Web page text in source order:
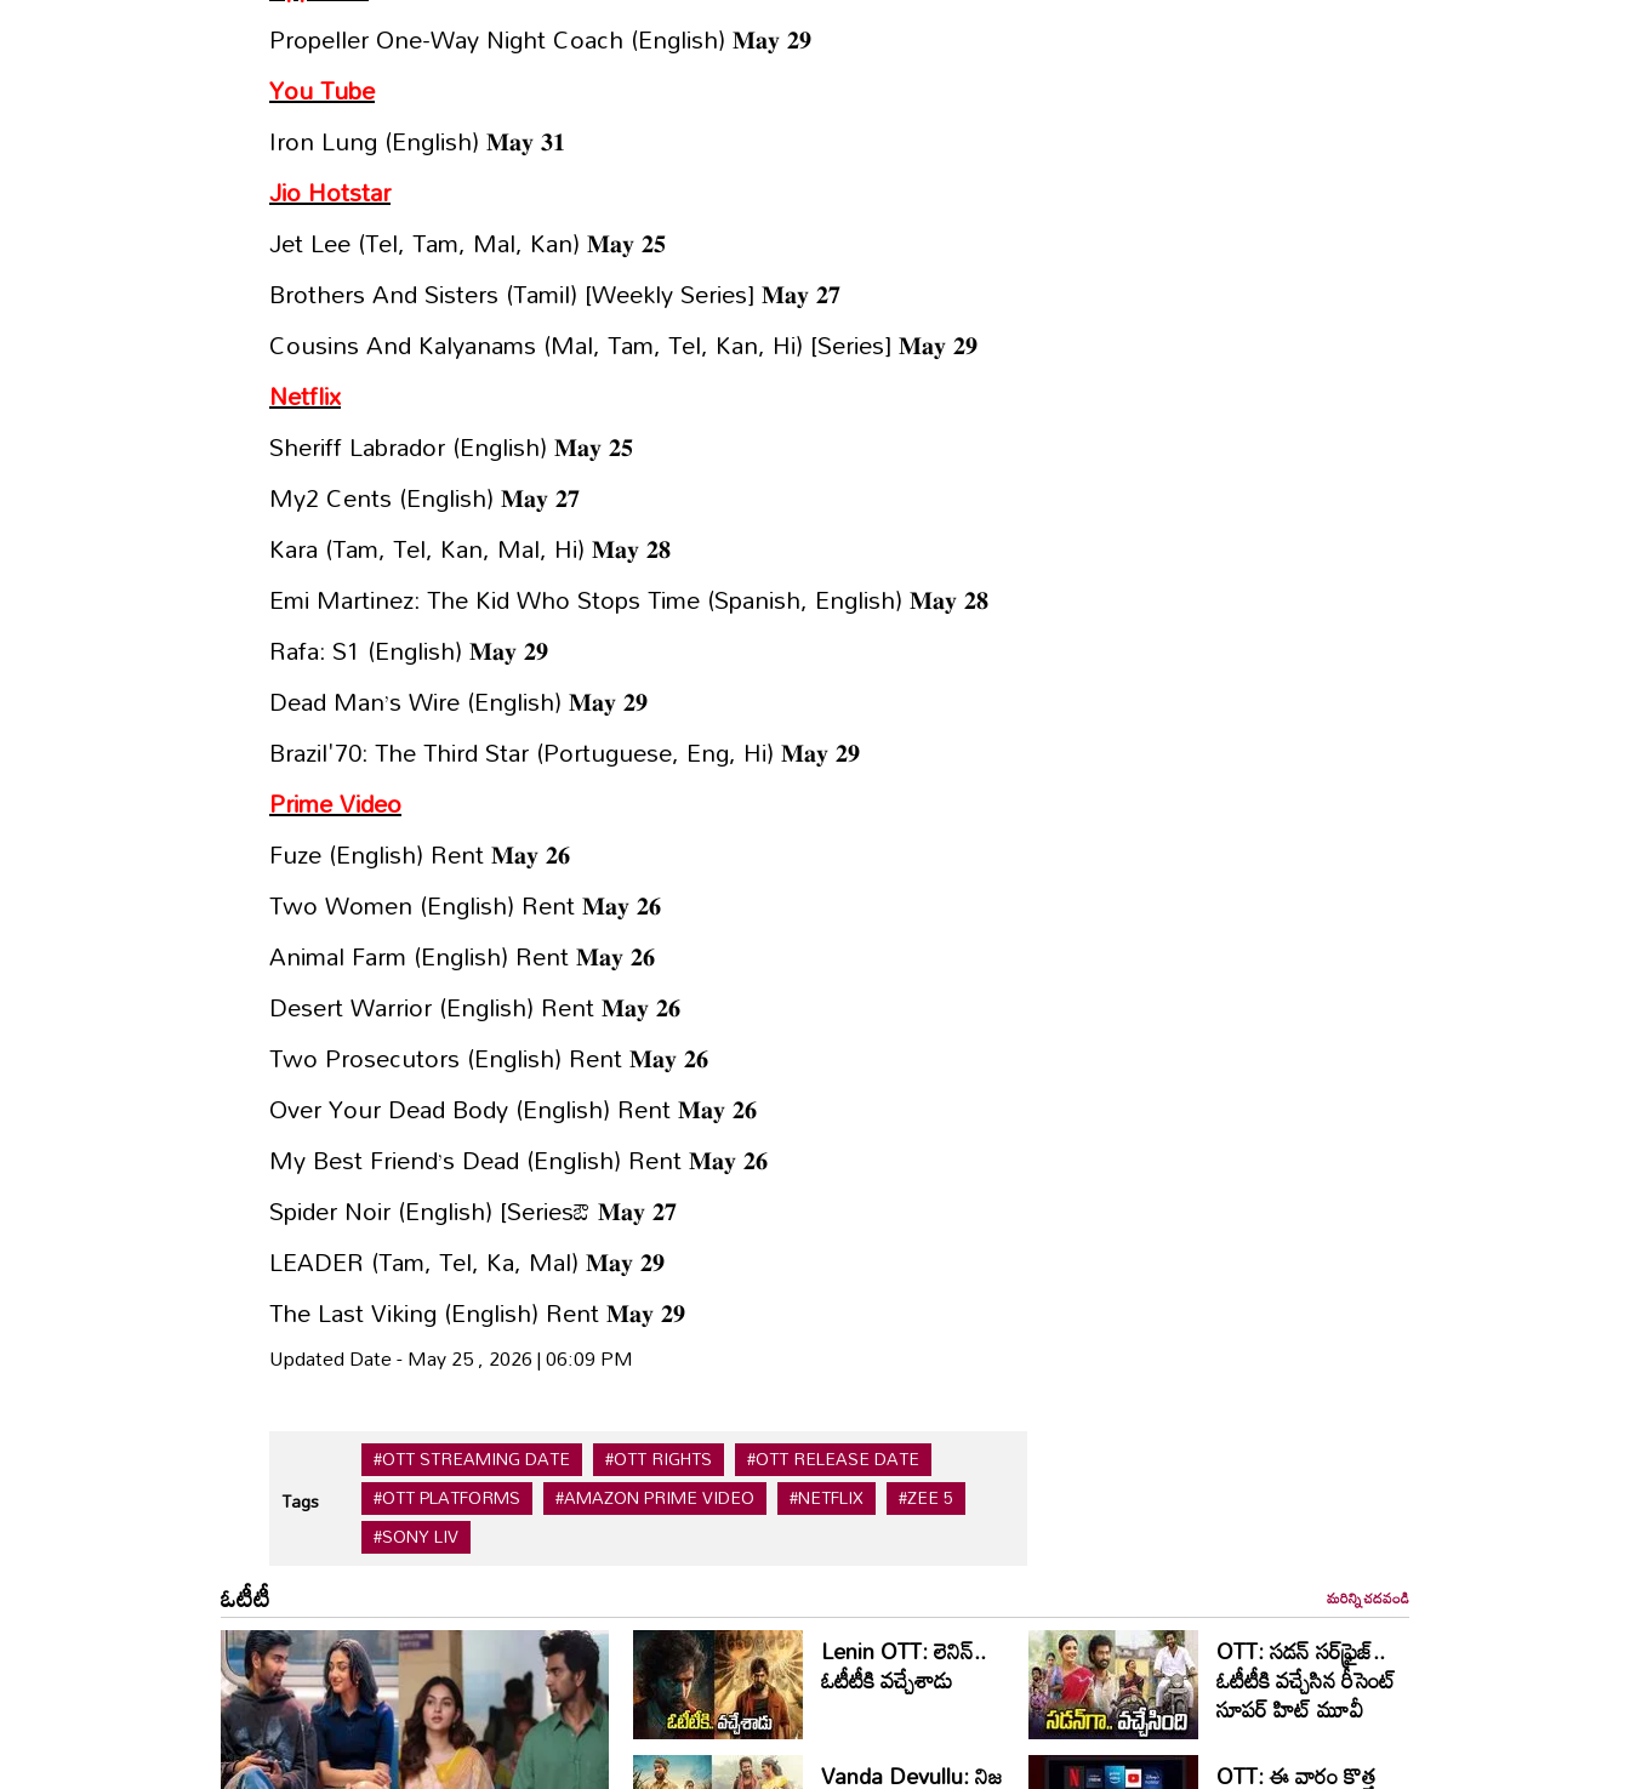
Propeller One-Way Night Coach (English) 𝐌𝐚𝐲 𝟐𝟗
You Tube
Iron Lung (English) 𝐌𝐚𝐲 𝟑𝟏
Jio Hotstar
Jet Lee (Tel, Tam, Mal, Kan) 𝐌𝐚𝐲 𝟐𝟓
Brothers And Sisters (Tamil) [Weekly Series] 𝐌𝐚𝐲 𝟐𝟕
Cousins And Kalyanams (Mal, Tam, Tel, Kan, Hi) [Series] 𝐌𝐚𝐲 𝟐𝟗
Netflix
Sheriff Labrador (English) 𝐌𝐚𝐲 𝟐𝟓
My2 Cents (English) 𝐌𝐚𝐲 𝟐𝟕
Kara (Tam, Tel, Kan, Mal, Hi) 𝐌𝐚𝐲 𝟐𝟖
Emi Martinez: The Kid Who Stops Time (Spanish, English) 𝐌𝐚𝐲 𝟐𝟖
Rafa: S1 (English) 𝐌𝐚𝐲 𝟐𝟗
Dead Man’s Wire (English) 𝐌𝐚𝐲 𝟐𝟗
Brazil'70: The Third Star (Portuguese, Eng, Hi) 𝐌𝐚𝐲 𝟐𝟗
Prime Video
Fuze (English) Rent 𝐌𝐚𝐲 𝟐𝟔
Two Women (English) Rent 𝐌𝐚𝐲 𝟐𝟔
Animal Farm (English) Rent 𝐌𝐚𝐲 𝟐𝟔
Desert Warrior (English) Rent 𝐌𝐚𝐲 𝟐𝟔
Two Prosecutors (English) Rent 𝐌𝐚𝐲 𝟐𝟔
Over Your Dead Body (English) Rent 𝐌𝐚𝐲 𝟐𝟔
My Best Friend’s Dead (English) Rent 𝐌𝐚𝐲 𝟐𝟔
Spider Noir (English) [Seriesఔ 𝐌𝐚𝐲 𝟐𝟕
LEADER (Tam, Tel, Ka, Mal) 𝐌𝐚𝐲 𝟐𝟗
The Last Viking (English) Rent 𝐌𝐚𝐲 𝟐𝟗
Updated Date - May 25 , 2026 | 06:09 PM
Tags
#OTT STREAMING DATE #OTT RIGHTS
#OTT RELEASE DATE
#OTT PLATFORMS
#AMAZON PRIME VIDEO #NETFLIX
#ZEE 5
#SONY LIV
ఓటీటీ మరిన్ని చదవండి
Lenin OTT: లెనిన్..
ఓటీటీకి వ‌చ్చేశాడు
OTT: స‌డ‌న్ స‌ర్‌ఫ్రైజ్‌..
ఓటీటీకి వ‌చ్చేసిన రీసెంట్
సూప‌ర్ హిట్ మూవీ
Vanda Devullu: నిజ
OTT: ఈ వారం కొత్త